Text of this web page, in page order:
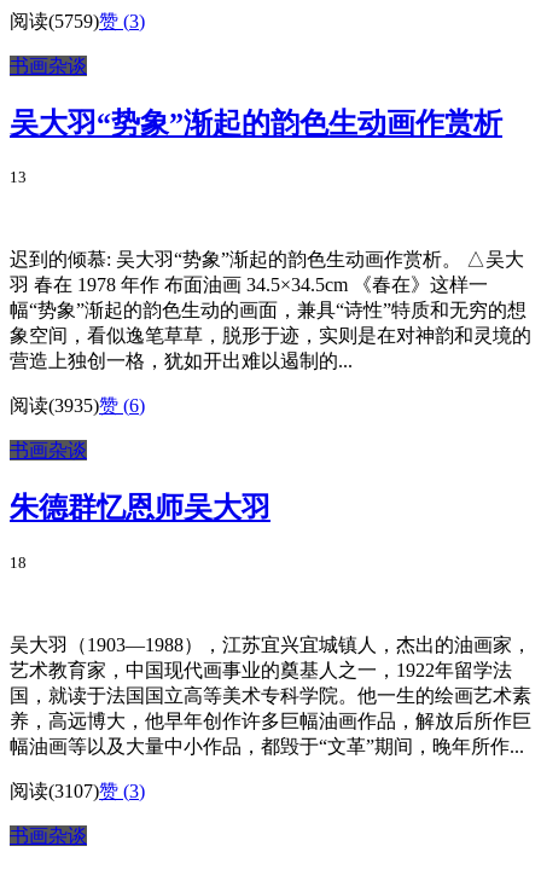
阅读(5759)赞 (3)
书画杂谈
吴大羽“势象”渐起的韵色生动画作赏析
13
迟到的倾慕: 吴大羽“势象”渐起的韵色生动画作赏析。 △吴大
羽 春在 1978 年作 布面油画 34.5×34.5cm 《春在》这样一
幅“势象”渐起的韵色生动的画面，兼具“诗性”特质和无穷的想
象空间，看似逸笔草草，脱形于迹，实则是在对神韵和灵境的
营造上独创一格，犹如开出难以遏制的...
阅读(3935)赞 (6)
书画杂谈
朱德群忆恩师吴大羽
18
吴大羽（1903—1988），江苏宜兴宜城镇人，杰出的油画家，
艺术教育家，中国现代画事业的奠基人之一，1922年留学法
国，就读于法国国立高等美术专科学院。他一生的绘画艺术素
养，高远博大，他早年创作许多巨幅油画作品，解放后所作巨
幅油画等以及大量中小作品，都毁于“文革”期间，晚年所作...
阅读(3107)赞 (3)
书画杂谈